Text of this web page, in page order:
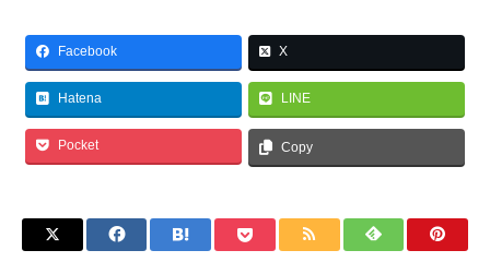
Facebook X
Hatena LINE
Pocket Copy